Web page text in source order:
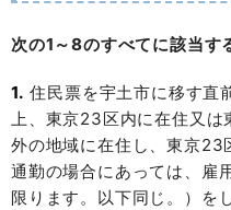
次の1～8のすべてに該当す
1. 住民票を宇土市に移す直
上、東京23区内に在住又は
外の地域に在住し、東京23
通勤の場合にあっては、雇
限ります。以下同じ。）を